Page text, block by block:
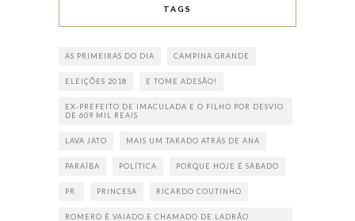
TAGS
AS PRIMEIRAS DO DIA CAMPINA GRANDE
ELEIÇÕES 2018 E TOME ADESÃO!
EX-PREFEITO DE IMACULADA E O FILHO POR DESVIO
DE 609 MIL REAIS
LAVA JATO MAIS UM TARADO ATRÁS DE ANA
PARAÍBA POLÍTICA PORQUE HOJE É SÁBADO
PR. PRINCESA RICARDO COUTINHO
ROMERO É VAIADO E CHAMADO DE LADRÃO